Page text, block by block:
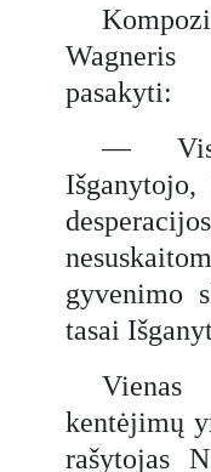
Wagneris
pasakyti:
— Visi
gyvenimo
tasai
kentėjimų
rašytojas